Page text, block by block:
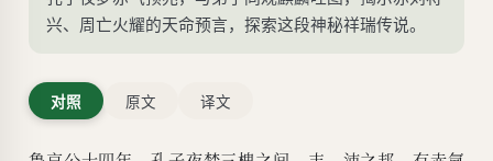
兴、周亡火耀的天命预言，探索这段神秘祥瑞传说。
对照 原文 译文